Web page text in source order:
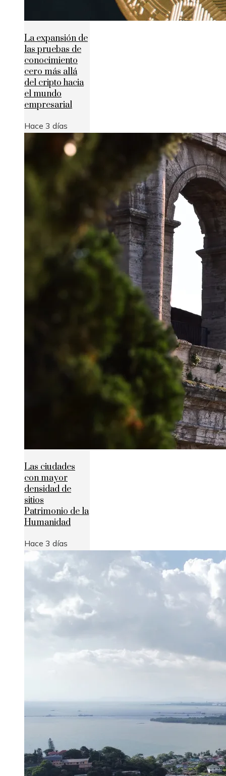
La expansión de
las pruebas de
conocimiento
cero más allá
del cripto hacia
el mundo
empresarial
Hace 3 días
Las ciudades
con mayor
densidad de
sitios
Patrimonio de la
Humanidad
Hace 3 días